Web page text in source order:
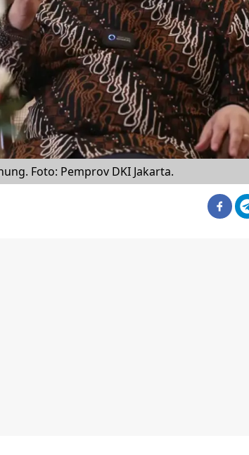
Foto: Pemprov DKI Jakarta.